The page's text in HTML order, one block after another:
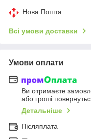
Нова Пошта
Всі умови доставки
Умови оплати
Ви отримаєте
або гроші
Детальніше
Післяплата